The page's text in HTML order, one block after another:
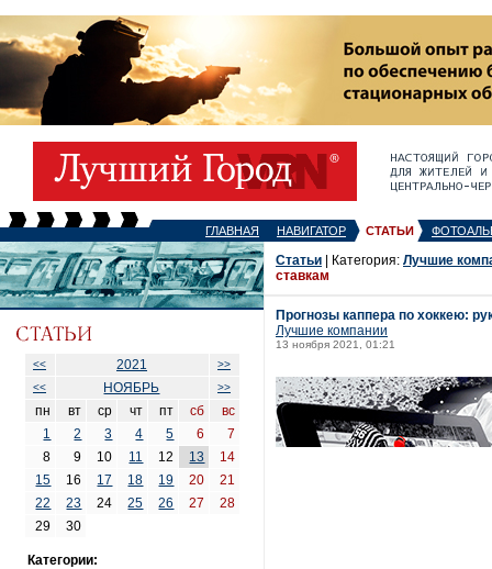
ГЛАВНАЯ НАВИГАТОР СТАТЬИ
<< 2021
>>
<<
НОЯБРЬ >>
пн вт ср чт пт сб
вс
1
2 3 4 5 6
7
8
9 10 11 12 13
14
15
16 17 18 19 20
21
22
23 24 25 26 27
28
29
30
Категории:
Статьи | Категория: Лучшие
ставкам
Прогнозы каппера по хоккею:
Лучшие компании
13 ноября 2021, 01:21